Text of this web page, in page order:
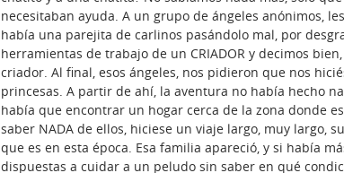
necesitaban ayuda. A un grupo de ángeles anónimos,
había una parejita de carlinos pasándolo mal, por
herramientas de trabajo de un CRIADOR y decimos
criador. Al final, esos ángeles, nos pidieron que nos
princesas. A partir de ahí, la aventura no había hecho
había que encontrar un hogar cerca de la zona donde
saber NADA de ellos, hiciese un viaje largo, muy largo,
que es en esta época. Esa familia apareció, y si había
dispuestas a cuidar a un peludo sin saber en qué